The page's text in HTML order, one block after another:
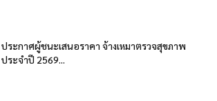
ประกาศผู้ชนะเสนอราคา จ้างเหมาตรวจสุขภาพ
ประจำปี 2569...